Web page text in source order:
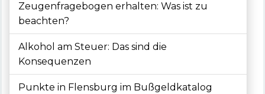
Zeugenfragebogen erhalten: Was ist zu
beachten?
Alkohol am Steuer: Das sind die
Konsequenzen
Punkte in Flensburg im Bußgeldkatalog